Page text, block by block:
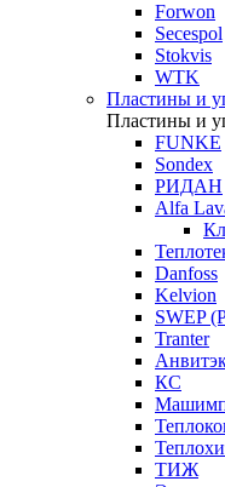
Forwon
Secespol
Stokvis
WTK
Пластины и
Пластины и
FUNKE
Sondex
РИДАН
Alfa
Danfoss
Kelvion
SWEP
Tranter
КС
ТИЖ